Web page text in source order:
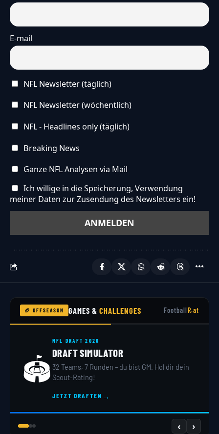
E-mail
NFL Newsletter (täglich)
NFL Newsletter (wöchentlich)
NFL - Headlines only (täglich)
Breaking News
Ganze NFL Analysen via Mail
Ich willige in die Speicherung, Verwendung
meiner Daten zur Zusendung des Newsletters ein!
🏈 OFFSEASON GAMES &CHALLENGES FootballR.at
🏟️
NFL DRAFT 2026
DRAFT SIMULATOR
32 Teams, 7 Runden – du bist GM. Hol dir dein
Scout-Rating!
JETZT DRAFTEN →
‹ ›